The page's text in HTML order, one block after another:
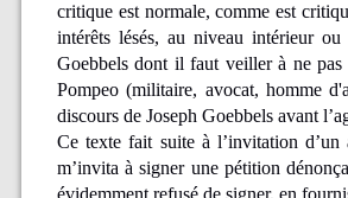
critique est normale, comme est
intérêts lésés, au niveau intérieur
Goebbels dont il faut veiller à ne
Pompeo (militaire, avocat, homme
discours de Joseph Goebbels avant
Ce texte fait suite à l’invitation
m’invita à signer une pétition
évidemment refusé de signer, en